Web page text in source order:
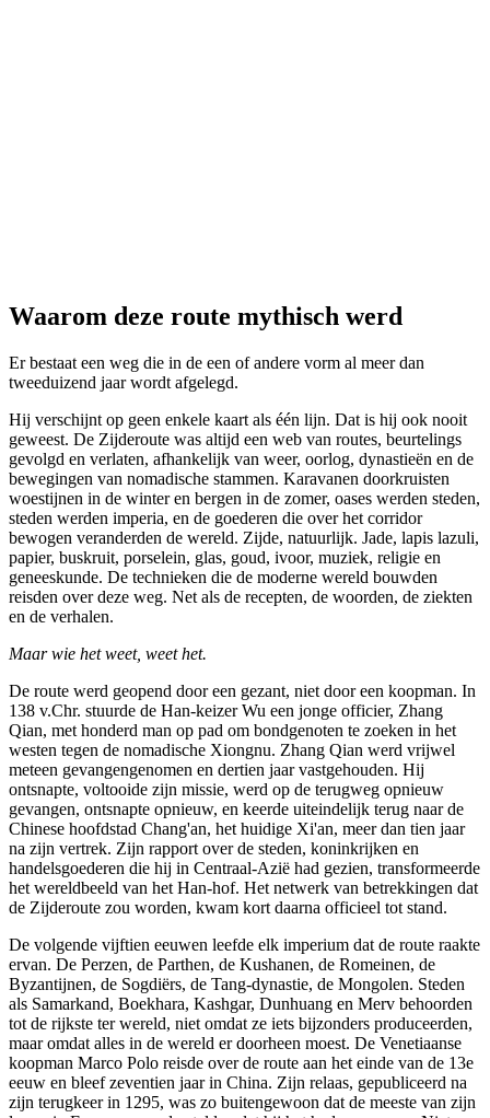
Waarom deze route mythisch werd
Er bestaat een weg die in de een of andere vorm al meer dan
tweeduizend jaar wordt afgelegd.
Hij verschijnt op geen enkele kaart als één lijn. Dat is hij ook nooit
geweest. De Zijderoute was altijd een web van routes, beurtelings
gevolgd en verlaten, afhankelijk van weer, oorlog, dynastieën en de
bewegingen van nomadische stammen. Karavanen doorkruisten
woestijnen in de winter en bergen in de zomer, oases werden steden,
steden werden imperia, en de goederen die over het corridor
bewogen veranderden de wereld. Zijde, natuurlijk. Jade, lapis lazuli,
papier, buskruit, porselein, glas, goud, ivoor, muziek, religie en
geneeskunde. De technieken die de moderne wereld bouwden
reisden over deze weg. Net als de recepten, de woorden, de ziekten
en de verhalen.
Maar wie het weet, weet het.
De route werd geopend door een gezant, niet door een koopman. In
138 v.Chr. stuurde de Han-keizer Wu een jonge officier, Zhang
Qian, met honderd man op pad om bondgenoten te zoeken in het
westen tegen de nomadische Xiongnu. Zhang Qian werd vrijwel
meteen gevangengenomen en dertien jaar vastgehouden. Hij
ontsnapte, voltooide zijn missie, werd op de terugweg opnieuw
gevangen, ontsnapte opnieuw, en keerde uiteindelijk terug naar de
Chinese hoofdstad Chang'an, het huidige Xi'an, meer dan tien jaar
na zijn vertrek. Zijn rapport over de steden, koninkrijken en
handelsgoederen die hij in Centraal-Azië had gezien, transformeerde
het wereldbeeld van het Han-hof. Het netwerk van betrekkingen dat
de Zijderoute zou worden, kwam kort daarna officieel tot stand.
De volgende vijftien eeuwen leefde elk imperium dat de route raakte
ervan. De Perzen, de Parthen, de Kushanen, de Romeinen, de
Byzantijnen, de Sogdiërs, de Tang-dynastie, de Mongolen. Steden
als Samarkand, Boekhara, Kashgar, Dunhuang en Merv behoorden
tot de rijkste ter wereld, niet omdat ze iets bijzonders produceerden,
maar omdat alles in de wereld er doorheen moest. De Venetiaanse
koopman Marco Polo reisde over de route aan het einde van de 13e
eeuw en bleef zeventien jaar in China. Zijn relaas, gepubliceerd na
zijn terugkeer in 1295, was zo buitengewoon dat de meeste van zijn